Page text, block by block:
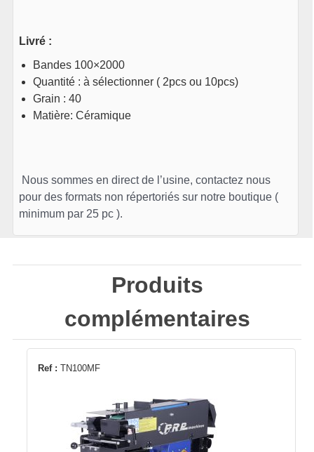
Livré :
Bandes 100×2000
Quantité : à sélectionner ( 2pcs ou 10pcs)
Grain : 40
Matière: Céramique
Nous sommes en direct de l’usine, contactez nous
pour des formats non répertoriés sur notre boutique (
minimum par 25 pc ).
Produits
complémentaires
Ref : TN100MF